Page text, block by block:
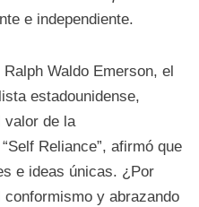
e independiente.
Waldo Emerson, el
estadounidense,
valor de la
Reliance”, afirmó que
e ideas únicas. ¿Por
y abrazando